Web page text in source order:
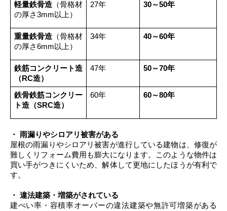
軽量鉄骨造 （骨格材
の厚さ3mm以上）
27年 30～50年
重量鉄骨造 （骨格材
の厚さ6mm以上）
34年 40～60年
鉄筋コンクリート造
（RC造）
47年 50～70年
鉄骨鉄筋コンクリー
ト造（SRC造）
60年 60～80年
・ 雨漏りやシロアリ被害がある
屋根の雨漏りやシロアリ被害が進行している建物は、修復が
難しくリフォーム費用も膨大になります。このような物件は
買い手がつきにくいため、解体して更地にしたほうが有利で
す。
・ 違法建築・増築がされている
建ぺい率・容積率オーバーの違法建築や無許可増築がある